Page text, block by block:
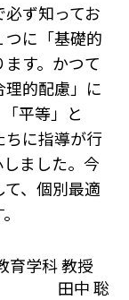
ず知ってお
に「基礎的
す。かつて
的配慮」に
平等」と
ちに指導が行
ました。今
、個別最適
育学科 教授
田中 聡